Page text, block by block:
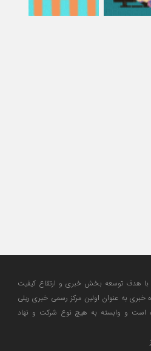
پایگاه خبری ریل نیوز در سال 1396 با هدف توسعه بخش خبری و ارتقاع کیفیت
به عنوان اولین مرکز رسمی خبری ریلی
است و وابسته به هیچ نوع شرکت و نهاد